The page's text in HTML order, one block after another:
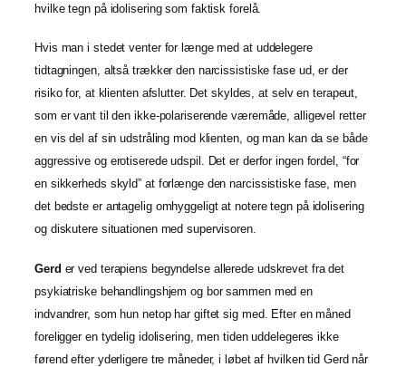
hvilke tegn på idolisering som faktisk forelå.
Hvis man i stedet venter for længe med at uddelegere
tidtagningen, altså trækker den narcissistiske fase ud, er der
risiko for, at klienten afslutter. Det skyldes, at selv en terapeut,
som er vant til den ikke-polariserende væremåde, alligevel retter
en vis del af sin udstråling mod klienten, og man kan da se både
aggressive og erotiserede udspil. Det er derfor ingen fordel, “for
en sikkerheds skyld” at forlænge den narcissistiske fase, men
det bedste er antagelig omhyggeligt at notere tegn på idolisering
og diskutere situationen med supervisoren.
Gerd er ved terapiens begyndelse allerede udskrevet fra det
psykiatriske behandlingshjem og bor sammen med en
indvandrer, som hun netop har giftet sig med. Efter en måned
foreligger en tydelig idolisering, men tiden uddelegeres ikke
førend efter yderligere tre måneder, i løbet af hvilken tid Gerd når